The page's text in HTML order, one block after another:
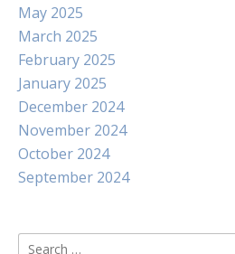
May 2025
March 2025
February 2025
January 2025
December 2024
November 2024
October 2024
September 2024
Search